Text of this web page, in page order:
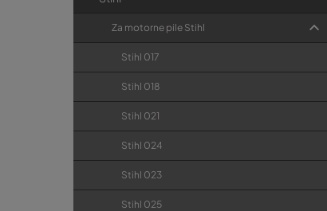
a
k
a
j
e
Za motorne pile Stihl
Stihl 017
Stihl 018
Stihl 021
Stihl 024
Stihl 023
Stihl 025